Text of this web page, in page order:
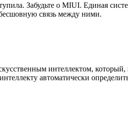
Забудьте о MIUI. Единая
связь между ними.
интеллектом,
автоматически